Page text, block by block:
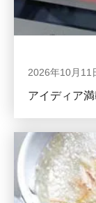
2026年10月11
アイディア